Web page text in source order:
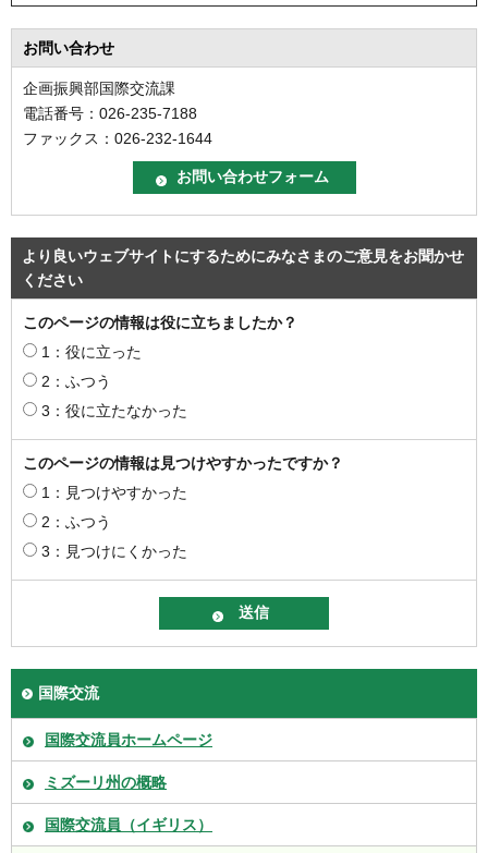
お問い合わせ
企画振興部国際交流課
電話番号：026-235-7188
ファックス：026-232-1644
より良いウェブサイトにするためにみなさまのご意見をお聞かせ
ください
このページの情報は役に立ちましたか？
1：役に立った
2：ふつう
3：役に立たなかった
このページの情報は見つけやすかったですか？
1：見つけやすかった
2：ふつう
3：見つけにくかった
国際交流
国際交流員ホームページ
ミズーリ州の概略
国際交流員（イギリス）